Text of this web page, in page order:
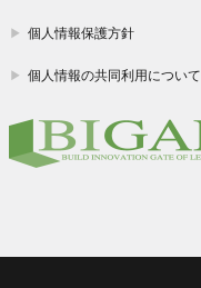
個人情報保護方針
個人情報の共同利用について